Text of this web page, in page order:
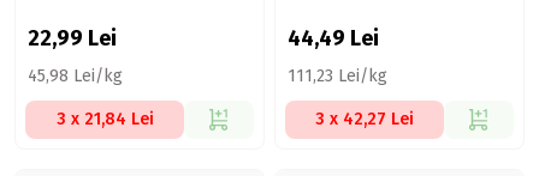
22,99 Lei
45,98 Lei/kg
3 x 21,84 Lei
44,49 Lei
111,23 Lei/kg
3 x 42,27 Lei